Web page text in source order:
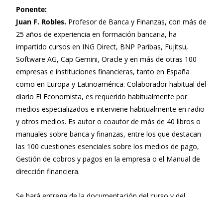
Ponente:
Juan F. Robles. Profesor de Banca y Finanzas, con más de
25 años de experiencia en formación bancaria, ha
impartido cursos en ING Direct, BNP Paribas, Fujitsu,
Software AG, Cap Gemini, Oracle y en más de otras 100
empresas e instituciones financieras, tanto en España
como en Europa y Latinoamérica. Colaborador habitual del
diario El Economista, es requerido habitualmente por
medios especializados e interviene habitualmente en radio
y otros medios. Es autor o coautor de más de 40 libros o
manuales sobre banca y finanzas, entre los que destacan
las 100 cuestiones esenciales sobre los medios de pago,
Gestión de cobros y pagos en la empresa o el Manual de
dirección financiera.